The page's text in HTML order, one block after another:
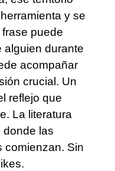
y se
puede
alguien durante
acompañar
crucial. Un
reflejo que
La literatura
donde las
comienzan. Sin